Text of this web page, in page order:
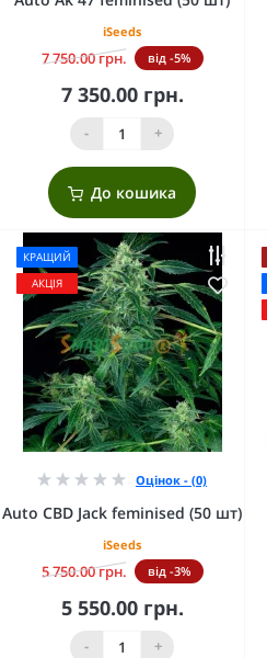
iSeeds
7 750.00 грн. від -5%
7 350.00 грн.
- +
До кошика
КРАЩИЙ
АКЦІЯ
Оцінок - (0)
Auto CBD Jack feminised (50 шт)
iSeeds
5 750.00 грн. від -3%
5 550.00 грн.
- +